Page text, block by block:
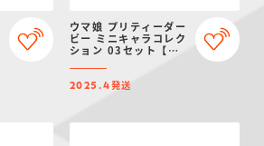
ウマ娘 プリティーダー
ビー ミニキャラコレク
ション 03セット【プ
&CyStore限定】
2025.4発送